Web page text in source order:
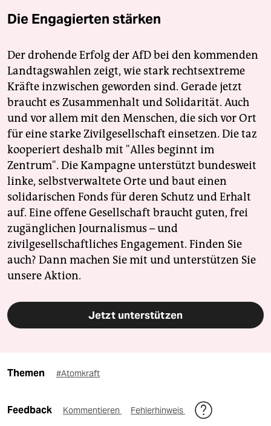
Die Engagierten stärken
Der drohende Erfolg der AfD bei den kommenden
Landtagswahlen zeigt, wie stark rechtsextreme
Kräfte inzwischen geworden sind. Gerade jetzt
braucht es Zusammenhalt und Solidarität. Auch
und vor allem mit den Menschen, die sich vor Ort
für eine starke Zivilgesellschaft einsetzen. Die taz
kooperiert deshalb mit "Alles beginnt im
Zentrum". Die Kampagne unterstützt bundesweit
linke, selbstverwaltete Orte und baut einen
solidarischen Fonds für deren Schutz und Erhalt
auf. Eine offene Gesellschaft braucht guten, frei
zugänglichen Journalismus – und
zivilgesellschaftliches Engagement. Finden Sie
auch? Dann machen Sie mit und unterstützen Sie
unsere Aktion.
Jetzt unterstützen
Themen #Atomkraft
Feedback Kommentieren Fehlerhinweis